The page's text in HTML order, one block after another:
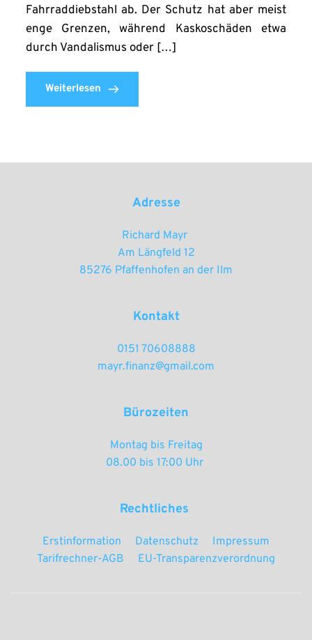
Fahrraddiebstahl ab. Der Schutz hat aber meist
enge Grenzen, während Kaskoschäden etwa
durch Vandalismus oder […]
Weiterlesen
Adresse
Richard Mayr
Am Längfeld 12
85276 Pfaffenhofen an der Ilm
Kontakt
0151 70608888
mayr.finanz@gmail.com
Bürozeiten
Montag bis Freitag
08.00 bis 17:00 Uhr
Rechtliches
Erstinformation Datenschutz
Impressum
Tarifrechner-AGB
EU-Transparenzverordnung